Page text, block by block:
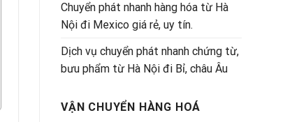
Chuyển phát nhanh hàng hóa từ Hà
Nội đi Mexico giá rẻ, uy tín.
Dịch vụ chuyển phát nhanh chứng từ,
bưu phẩm từ Hà Nội đi Bỉ, châu Âu
VẬN CHUYỂN HÀNG HOÁ